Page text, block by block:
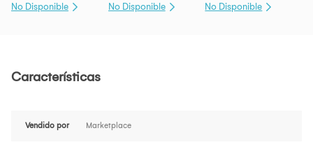
No Disponible
No Disponible
No Disponible
Características
Vendido por Marketplace